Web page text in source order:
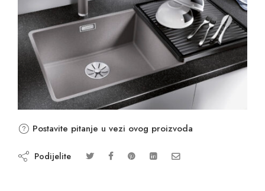
Postavite pitanje u vezi ovog proizvoda
Podijelite